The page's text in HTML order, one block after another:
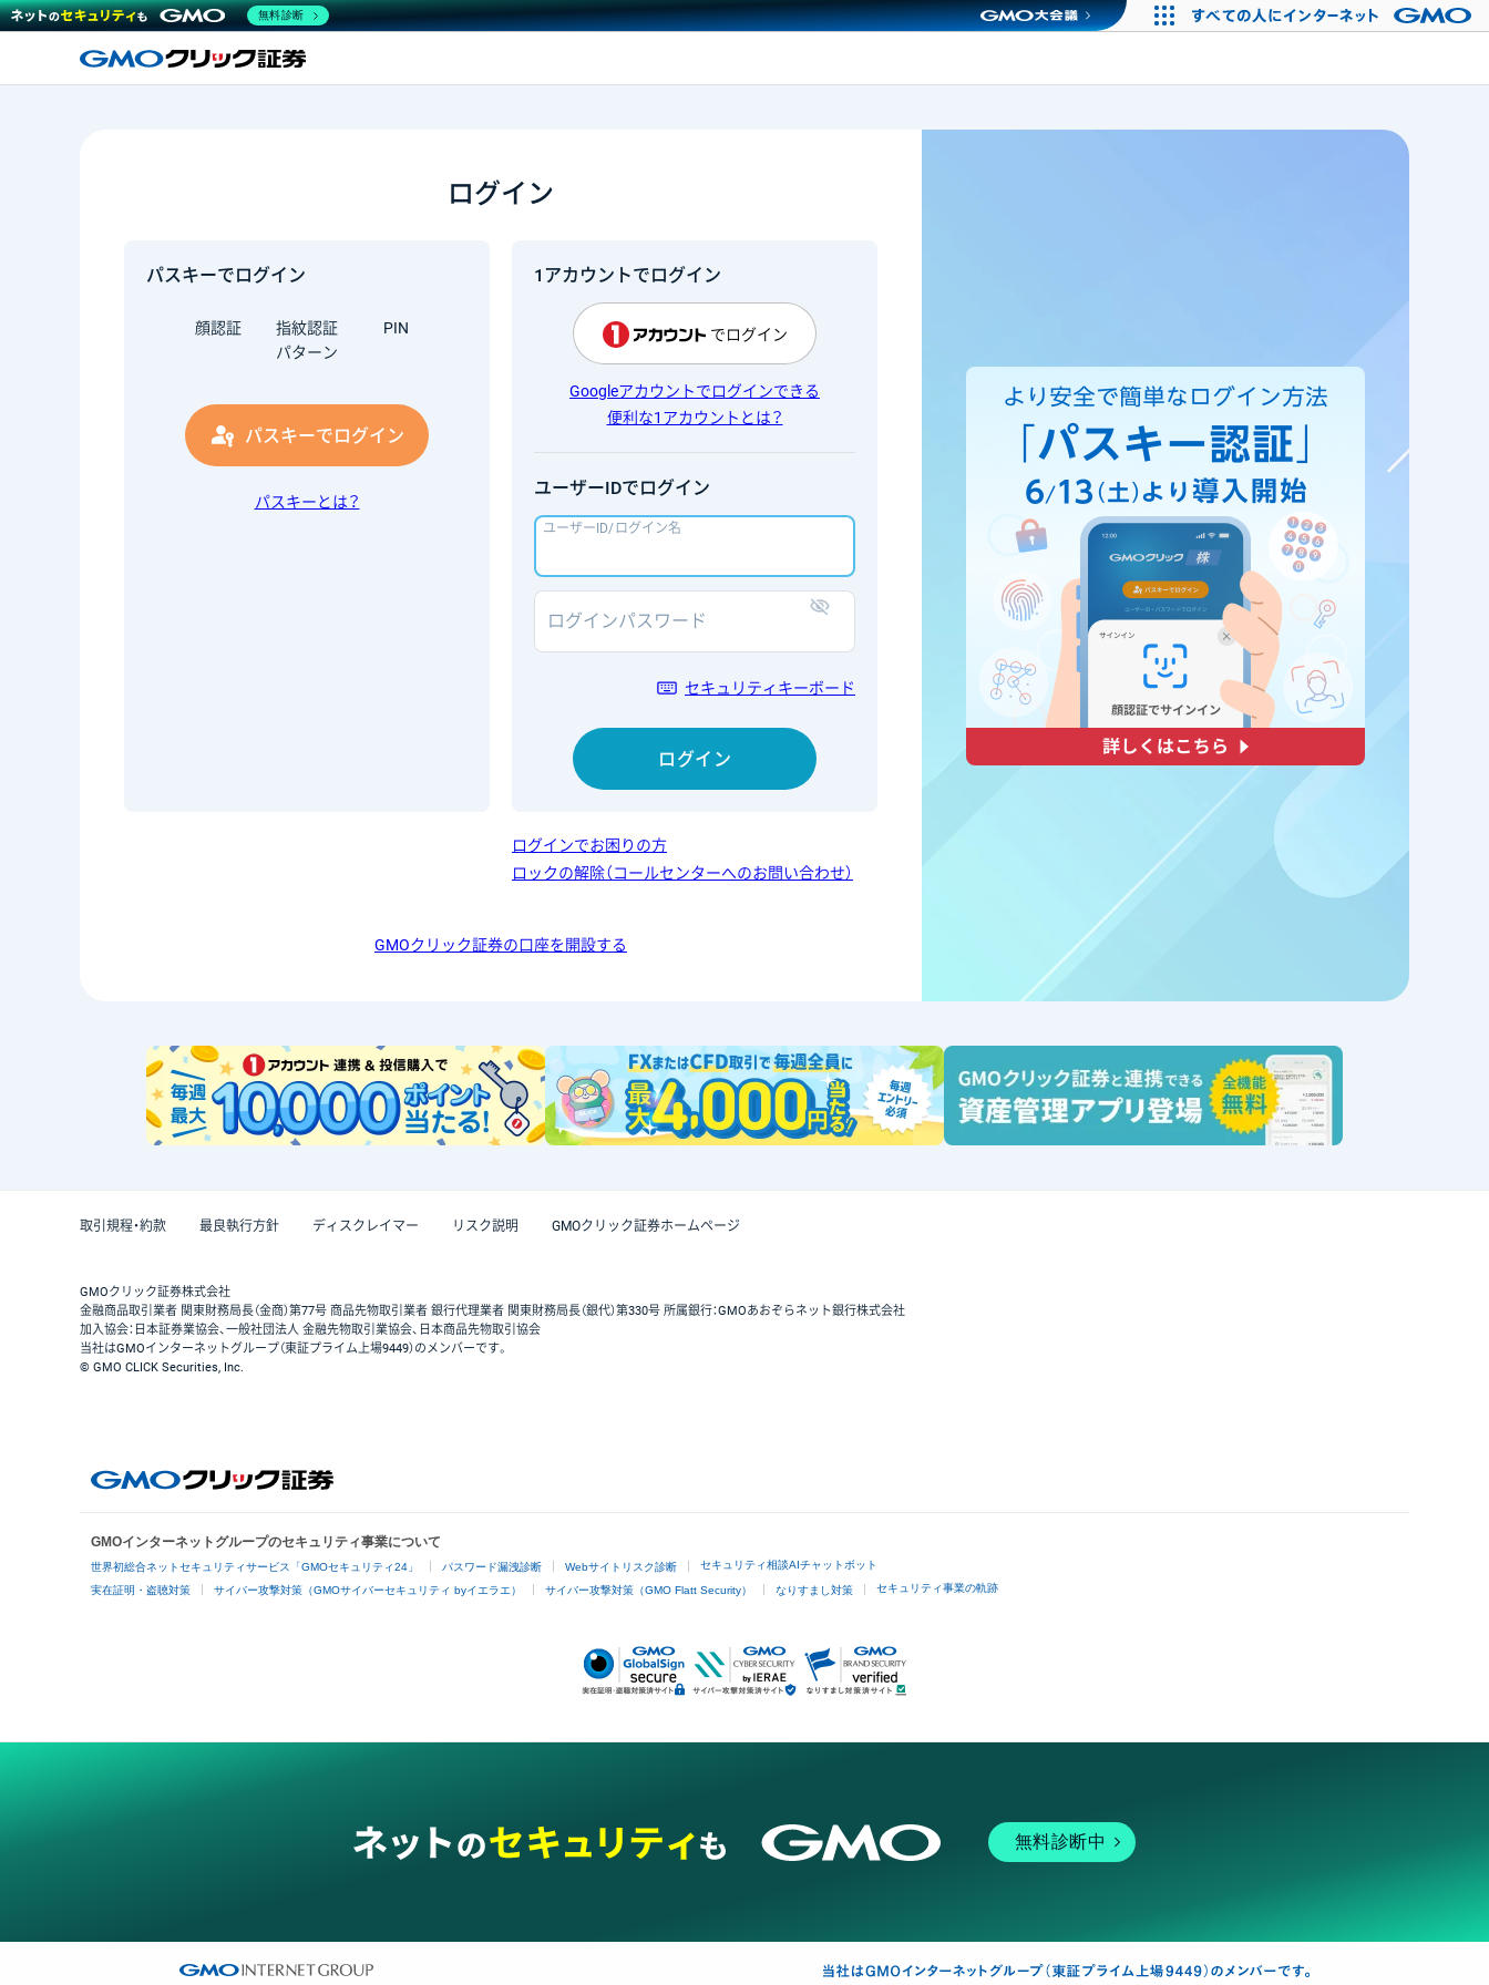
ログイン
パスキーでログイン
顔認証 指紋認証
PIN
パターン
パスキーでログイン
パスキーとは？
1アカウントでログイン
でログイン
Googleアカウントでログインできる
便利な1アカウントとは？
ユーザーIDでログイン
ユーザーID/ログイン名
ログインパスワード
セキュリティキーボード
ログイン
ログインでお困りの方
ロックの解除（コールセンターへのお問い合わせ）
GMOクリック証券の口座を開設する
取引規程・約款 最良執行方針 ディスクレイマー リスク説明 GMOクリック証券ホームページ
GMOクリック証券株式会社
金融商品取引業者 関東財務局長（金商）第77号 商品先物取引業者 銀行代理業者 関東財務局長（銀代）第330号 所属銀行：GMOあおぞらネット銀行株式会社
加入協会：日本証券業協会、一般社団法人 金融先物取引業協会、日本商品先物取引協会
当社はGMOインターネットグループ（東証プライム上場9449）のメンバーです。
© GMO CLICK Securities, Inc.
GMOインターネットグループのセキュリティ事業について
世界初総合ネットセキュリティサービス「GMOセキュリティ24」 パスワード漏洩診断 Webサイトリスク診断 セキュリティ相談AIチャットボット
実在証明・盗聴対策 サイバー攻撃対策（GMOサイバーセキュリティ byイエラエ） サイバー攻撃対策（GMO Flatt Security） なりすまし対策 セキュリティ事業の軌跡
無料診断中
無料診断